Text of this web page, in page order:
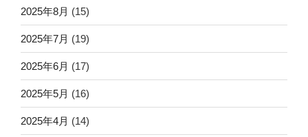
2025年8月 (15)
2025年7月 (19)
2025年6月 (17)
2025年5月 (16)
2025年4月 (14)